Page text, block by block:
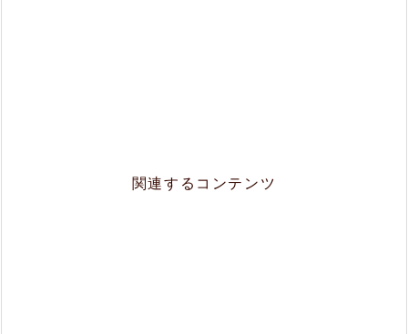
関連するコンテンツ